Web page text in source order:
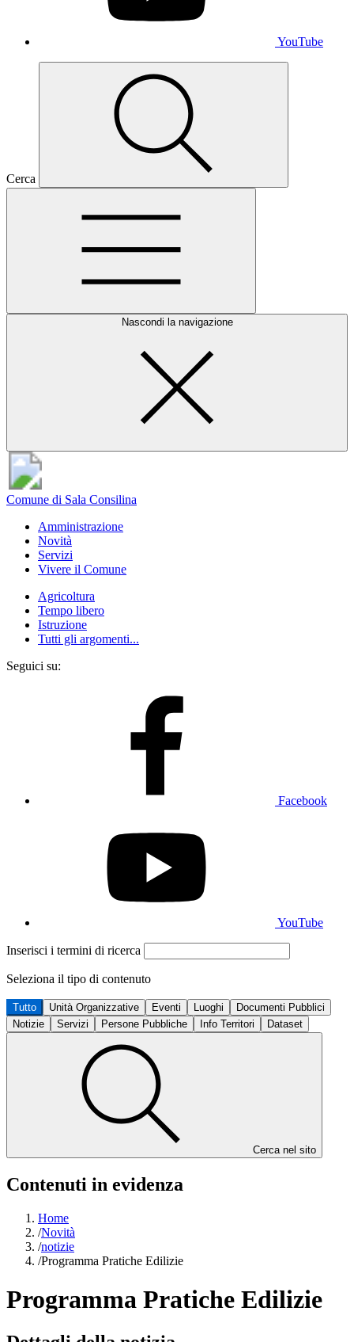
YouTube
Cerca
Nascondi la navigazione
Comune di Sala Consilina
Amministrazione
Novità
Servizi
Vivere il Comune
Agricoltura
Tempo libero
Istruzione
Tutti gli argomenti...
Seguici su:
Facebook
YouTube
Inserisci i termini di ricerca
Seleziona il tipo di contenuto
Tutto Unità Organizzative Eventi Luoghi
Documenti Pubblici
Notizie
Servizi Persone Pubbliche Info Territori Dataset
Cerca nel sito
Contenuti in evidenza
Home
/Novità
/notizie
/Programma Pratiche Edilizie
Programma Pratiche Edilizie